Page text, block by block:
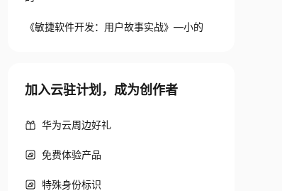
《敏捷软件开发：用户故事实战》—小的
加入云驻计划，成为创作者
华为云周边好礼
免费体验产品
特殊身份标识